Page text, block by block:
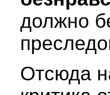
должно
Отсюда